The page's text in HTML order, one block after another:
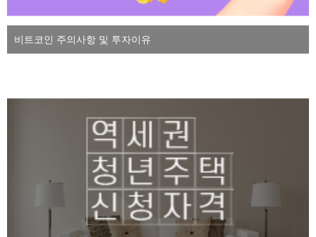
비트코인 주의사항 및 투자이유